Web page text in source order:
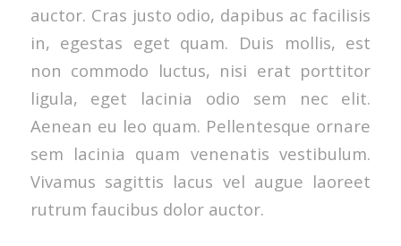
auctor. Cras justo odio, dapibus ac facilisis
in, egestas eget quam. Duis mollis, est
non commodo luctus, nisi erat porttitor
ligula, eget lacinia odio sem nec elit.
Aenean eu leo quam. Pellentesque ornare
sem lacinia quam venenatis vestibulum.
Vivamus sagittis lacus vel augue laoreet
rutrum faucibus dolor auctor.